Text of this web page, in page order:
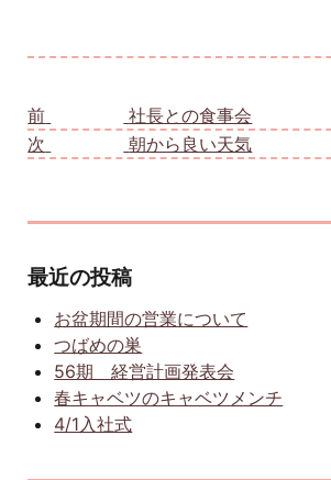
前
社長との食事会
次
朝から良い天気
最近の投稿
お盆期間の営業について
つばめの巣
56期 経営計画発表会
春キャベツのキャベツメンチ
4/1入社式